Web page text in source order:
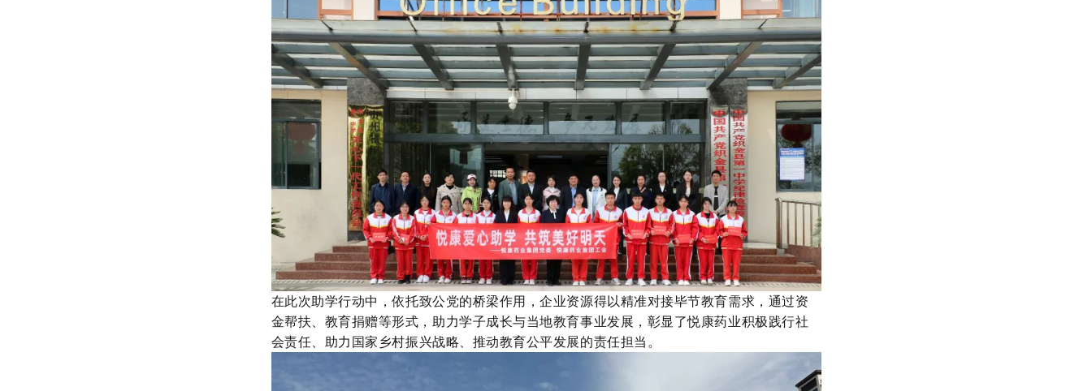
在此次助学行动中 ，依托致公党的桥梁作用，企业资源得以精准对接毕节教育需求，通过资
金帮扶、教育捐赠等形式， 助力学子成长与当地教育事业发展，彰显了悦康药业积极践行社
会责任、
助力 国家乡村振兴战略、推动教育公平发展的责任担当。